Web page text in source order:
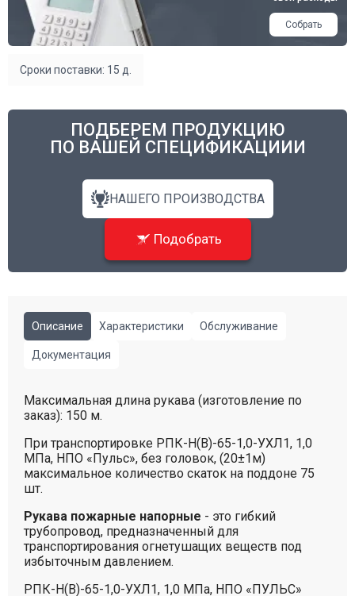
Собрать
Сроки поставки: 15 д.
ПОДБЕРЕМ ПРОДУКЦИЮ
ПО ВАШЕЙ СПЕЦИФИКАЦИИИ
НАШЕГО ПРОИЗВОДСТВА
Подобрать
Описание Характеристики Обслуживание
Документация
Максимальная длина рукава (изготовление по
заказ): 150 м.
При транспортировке РПК-Н(В)-65-1,0-УХЛ1, 1,0
МПа, НПО «Пульс», без головок, (20±1м)
максимальное количество скаток на поддоне 75
шт.
Рукава пожарные напорные - это гибкий
трубопровод, предназначенный для
транспортирования огнетушащих веществ под
избыточным давлением.
РПК-Н(В)-65-1,0-УХЛ1, 1,0 МПа, НПО «ПУЛЬС»